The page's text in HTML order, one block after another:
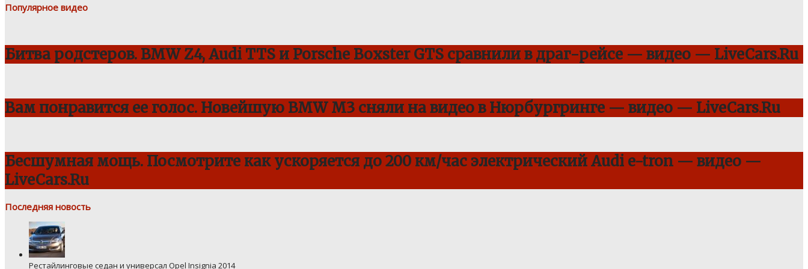
Популярное видео
Битва родстеров. BMW Z4, Audi TTS и Porsche Boxster GTS сравнили в драг-рейсе — видео — LiveCars.Ru
Вам понравится ее голос. Новейшую BMW M3 сняли на видео в Нюрбургринге — видео — LiveCars.Ru
Бесшумная мощь. Посмотрите как ускоряется до 200 км/час электрический Audi e-tron — видео —
LiveCars.Ru
Последняя новость
Рестайлинговые седан и универсал Opel Insignia 2014